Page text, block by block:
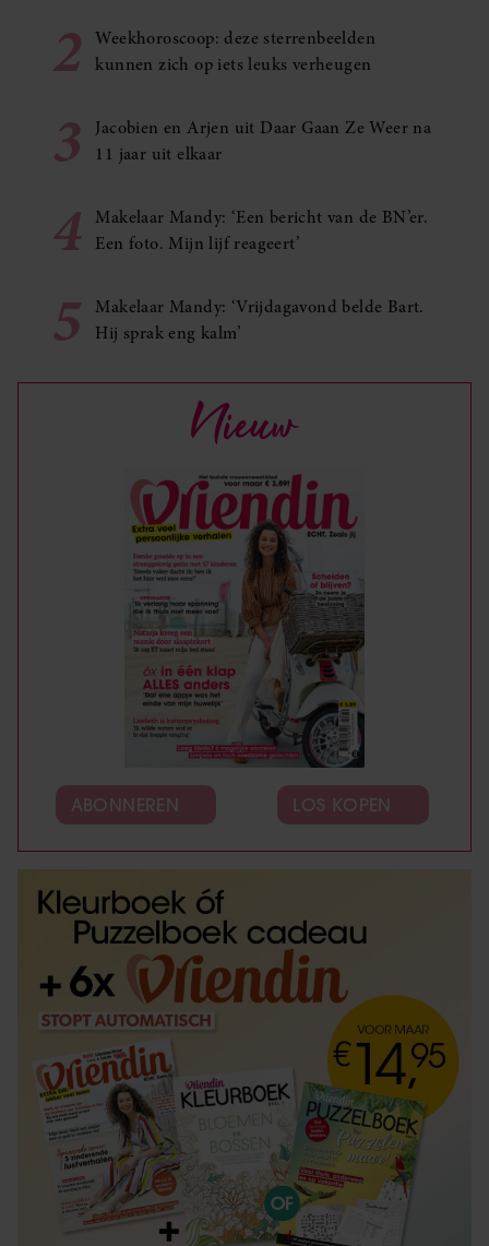
2
Weekhoroscoop: deze sterrenbeelden
kunnen zich op iets leuks verheugen
3
Jacobien en Arjen uit Daar Gaan Ze Weer na
11 jaar uit elkaar
4
Makelaar Mandy: ‘Een bericht van de BN’er.
Een foto. Mijn lijf reageert’
5
Makelaar Mandy: ‘Vrijdagavond belde Bart.
Hij sprak eng kalm’
Nieuw
ABONNEREN LOS KOPEN